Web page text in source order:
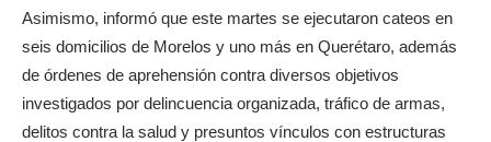
Asimismo, informó que este martes se ejecutaron cateos en
seis domicilios de Morelos y uno más en Querétaro, además
de órdenes de aprehensión contra diversos objetivos
investigados por delincuencia organizada, tráfico de armas,
delitos contra la salud y presuntos vínculos con estructuras